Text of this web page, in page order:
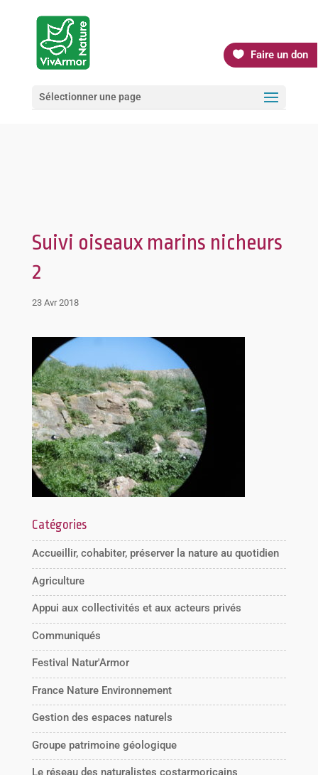
Faire un don
Sélectionner une page
Suivi oiseaux marins nicheurs
2
23 Avr 2018
Catégories
Accueillir, cohabiter, préserver la nature au quotidien
Agriculture
Appui aux collectivités et aux acteurs privés
Communiqués
Festival Natur'Armor
France Nature Environnement
Gestion des espaces naturels
Groupe patrimoine géologique
Le réseau des naturalistes costarmoricains